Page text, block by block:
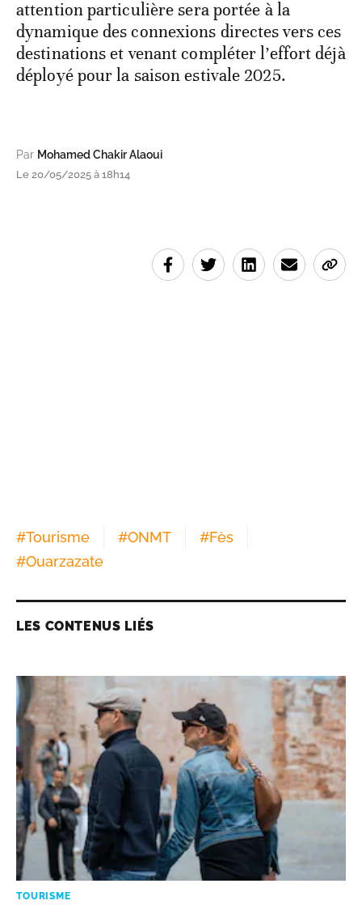
attention particulière sera portée à la
dynamique des connexions directes vers ces
destinations et venant compléter l’effort déjà
déployé pour la saison estivale 2025.
Par Mohamed Chakir Alaoui
Le 20/05/2025 à 18h14
#Tourisme #ONMT #Fès
#Ouarzazate
LES CONTENUS LIÉS
TOURISME